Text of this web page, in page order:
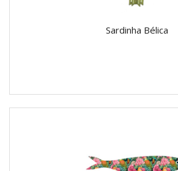
Sardinha Bélica